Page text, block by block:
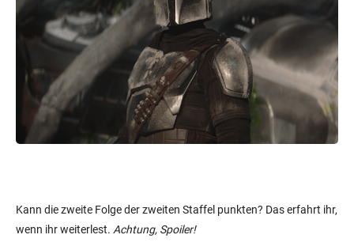
Kann die zweite Folge der zweiten Staffel punkten? Das erfahrt ihr,
wenn ihr weiterlest. Achtung, Spoiler!